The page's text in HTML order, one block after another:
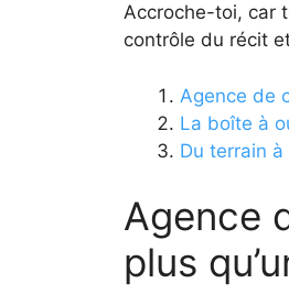
Accroche-toi, car
contrôle du récit
Agence de
La boîte à
Du terrain
Agence
plus